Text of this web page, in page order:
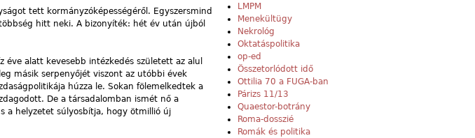
tett kormányzóképességéről. Egyszersmind
hitt neki. A bizonyíték: hét év után újból
alatt kevesebb intézkedés született az alul
másik serpenyőjét viszont az utóbbi évek
húzza le. Sokan fölemelkedtek a
De a társadalomban ismét nő a
a helyzetet súlyosbítja, hogy ötmillió új
LMPM
Menekültügy
Nekrológ
Oktatáspolitika
op-ed
Összetorlódott idő
Ottilia 70 a FUGA-ban
Párizs 11/13
Quaestor-botrány
Roma-dosszié
Romák és politika